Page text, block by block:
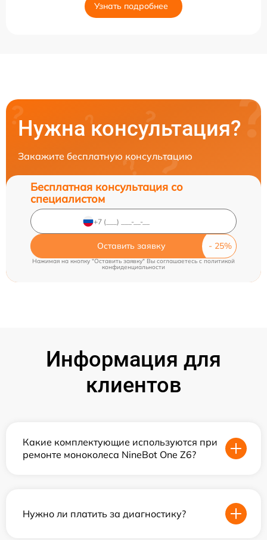
Узнать подробнее
Нужна консультация?
Закажите бесплатную консультацию
Бесплатная консультация со
специалистом
Оставить заявку
Нажимая на кнопку "Оставить заявку" Вы соглашаетесь c политикой
конфиденциальности
Информация для
клиентов
Какие комплектующие используются при
ремонте моноколеса NineBot One Z6?
Нужно ли платить за диагностику?